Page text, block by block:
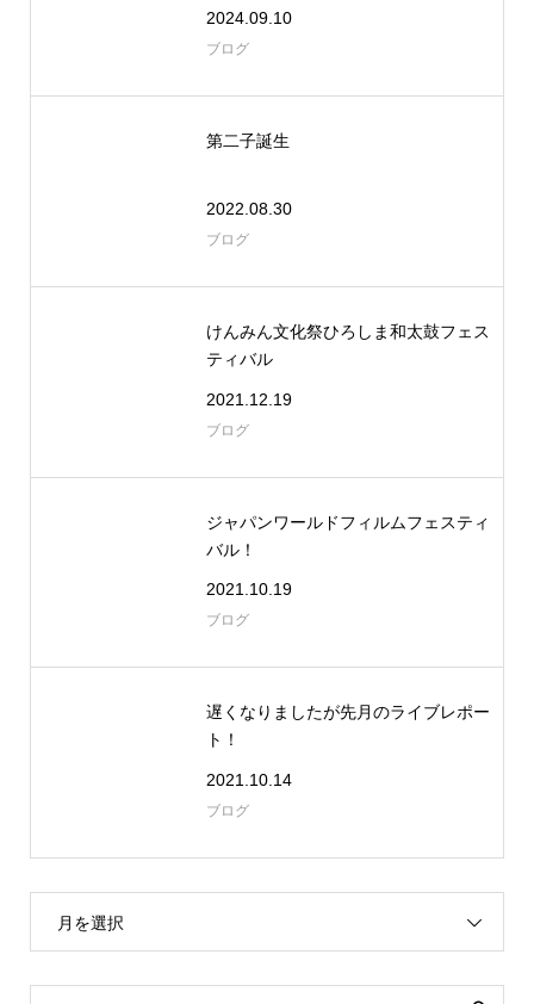
2024.09.10
ブログ
第二子誕生
2022.08.30
ブログ
けんみん文化祭ひろしま和太鼓フェス
ティバル
2021.12.19
ブログ
ジャパンワールドフィルムフェスティ
バル！
2021.10.19
ブログ
遅くなりましたが先月のライブレポー
ト！
2021.10.14
ブログ
月を選択